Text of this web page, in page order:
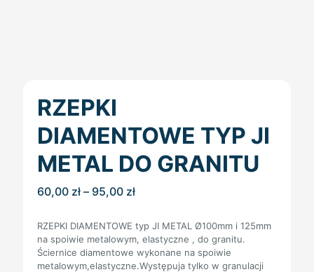
RZEPKI
DIAMENTOWE TYP JI
METAL DO GRANITU
60,00 zł – 95,00 złZakres
60,00 zł
do
95,00 zł
RZEPKI DIAMENTOWE typ JI METAL Ø100mm i 125mm
na spoiwie metalowym, elastyczne , do granitu.
Ściernice diamentowe wykonane na spoiwie
metalowym,elastyczne.Występuja tylko w granulacji